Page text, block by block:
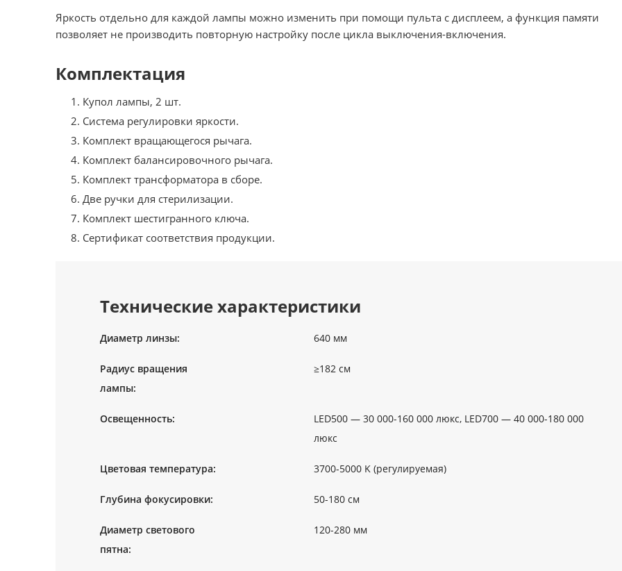
Яркость отдельно для каждой лампы можно изменить при помощи пульта с дисплеем, а функция памяти
позволяет не производить повторную настройку после цикла выключения-включения.
Комплектация
Купол лампы, 2 шт.
Система регулировки яркости.
Комплект вращающегося рычага.
Комплект балансировочного рычага.
Комплект трансформатора в сборе.
Две ручки для стерилизации.
Комплект шестигранного ключа.
Сертификат соответствия продукции.
Технические характеристики
Диаметр линзы: 640 мм
Радиус вращения
лампы:
≥182 см
Освещенность:
LED500 — 30 000-160 000 люкс, LED700 — 40 000-180 000
люкс
Цветовая температура: 3700-5000 K (регулируемая)
Глубина фокусировки: 50-180 см
Диаметр светового
пятна:
120-280 мм